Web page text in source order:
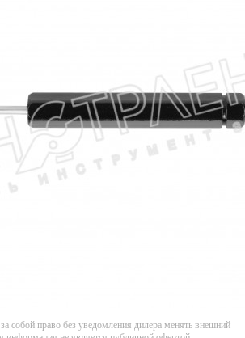
собой право без уведомления дилера менять внешний